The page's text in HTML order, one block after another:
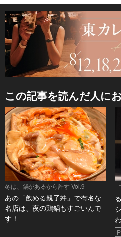
この記事を読んだ人に
冬は、鍋があるから許す Vol.9
あの「飲める親子丼」で有名な
名店は、夜の鶏鍋もすごいんで
す！